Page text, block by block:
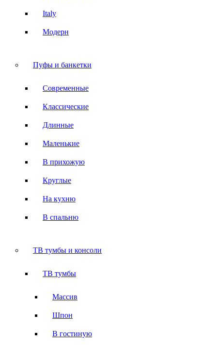
Italy
Модерн
Пуфы и банкетки
Современные
Классические
Длинные
Маленькие
В прихожую
Круглые
На кухню
В спальню
ТВ тумбы и консоли
ТВ тумбы
Массив
Шпон
В гостиную